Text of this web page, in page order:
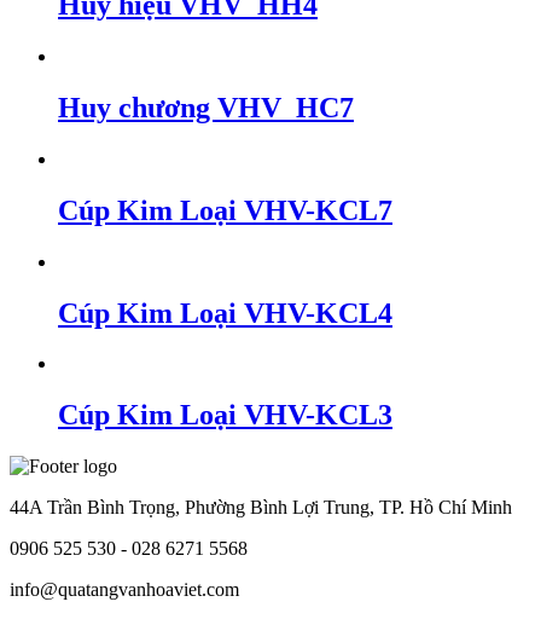
Huy chương VHV_HC7
Cúp Kim Loại VHV-KCL7
Cúp Kim Loại VHV-KCL4
Cúp Kim Loại VHV-KCL3
44A Trần Bình Trọng, Phường Bình Lợi Trung, TP. Hồ Chí Minh
0906 525 530 - 028 6271 5568
info@quatangvanhoaviet.com